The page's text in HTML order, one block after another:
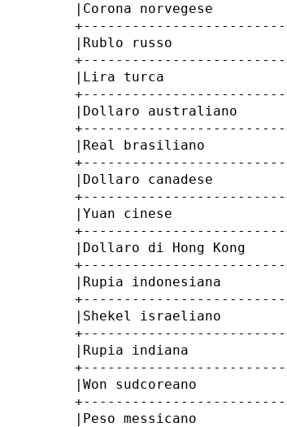
|Corona norvegese
|Rublo russo
|Lira turca
|Dollaro australiano
|Real brasiliano
|Dollaro canadese
|Yuan cinese
|Dollaro di Hong Kong
|Rupia indonesiana
|Shekel israeliano
|Rupia indiana
|Won sudcoreano
|Peso messicano